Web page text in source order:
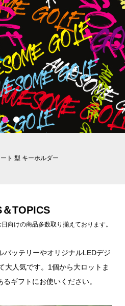
1 2
ト 型 キーホルダー
TOPICS
向けの商品多数取り揃えております。
バッテリーやオリジナルLEDデジ
大人気です。1個から大ロットま
ギフトにお使いください。